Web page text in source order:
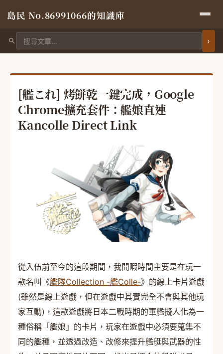
島民 No.86991066的知識庫
搜尋文章
[艦これ] 烤餅乾一鍵完成，Google
Chrome擴充套件：艦娘直連
Kancolle Direct Link
從入伍前至今的這段期間，我閒暇時間主要是在玩一
款名叫《艦隊Collection -艦Colle-》的線上卡片遊戲
(雖然是線上遊戲，但在遊戲中其實完全不會與其他玩
家互動)，這款遊戲將日本二戰時期的軍艦擬人化為一
種俗稱「艦娘」的卡片，玩家在遊戲中必須要蒐集不
同的艦種，並透過改造、改修來提升艦艇與武器的性